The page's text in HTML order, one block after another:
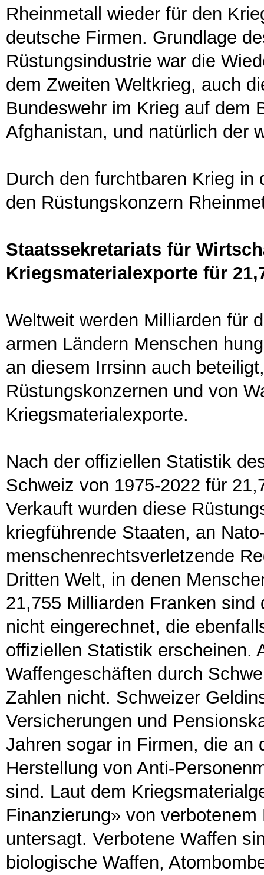
Rheinmetall wieder für den
deutsche Firmen. Grundlage
Rüstungsindustrie war die
dem Zweiten Weltkrieg, auch
Bundeswehr im Krieg auf dem
Afghanistan, und natürlich der
Durch den furchtbaren Krieg
den Rüstungskonzern
Staatssekretariats für
Kriegsmaterialexporte für
Weltweit werden Milliarden für
armen Ländern Menschen
an diesem Irrsinn auch
Rüstungskonzernen und von
Kriegsmaterialexporte.
Nach der offiziellen Statistik
Schweiz von 1975-2022 für
Verkauft wurden diese
kriegführende Staaten, an
menschenrechtsverletzende
Dritten Welt, in denen
21,755 Milliarden Franken
nicht eingerechnet, die
offiziellen Statistik erscheinen.
Waffengeschäften durch
Zahlen nicht. Schweizer
Versicherungen und
Jahren sogar in Firmen, die an
Herstellung von Anti-
sind. Laut dem
Finanzierung» von
untersagt. Verbotene Waffen
biologische Waffen,